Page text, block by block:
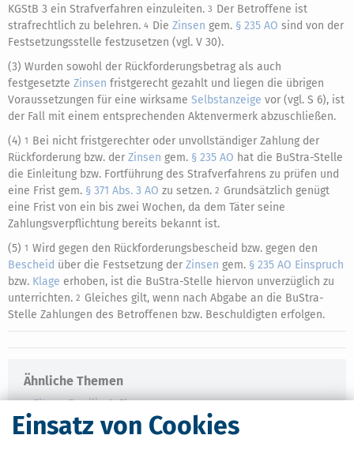
Einsatz von Cookies
KGStB 3 ein Strafverfahren einzuleiten. 3 Der Betroffene ist
strafrechtlich zu belehren. 4 Die Zinsen gem. § 235 AO sind von der
Festsetzungsstelle festzusetzen (vgl. V 30).
(3) Wurden sowohl der Rückforderungsbetrag als auch
festgesetzte Zinsen fristgerecht gezahlt und liegen die übrigen
Voraussetzungen für eine wirksame Selbstanzeige vor (vgl. S 6), ist
der Fall mit einem entsprechenden Aktenvermerk abzuschließen.
(4) 1 Bei nicht fristgerechter oder unvollständiger Zahlung der
Rückforderung bzw. der Zinsen gem. § 235 AO hat die BuStra-Stelle
die Einleitung bzw. Fortführung des Strafverfahrens zu prüfen und
eine Frist gem. § 371 Abs. 3 AO zu setzen. 2 Grundsätzlich genügt
eine Frist von ein bis zwei Wochen, da dem Täter seine
Zahlungsverpflichtung bereits bekannt ist.
(5) 1 Wird gegen den Rückforderungsbescheid bzw. gegen den
Bescheid über die Festsetzung der Zinsen gem. § 235 AO Einspruch
bzw. Klage erhoben, ist die BuStra-Stelle hiervon unverzüglich zu
unterrichten. 2 Gleiches gilt, wenn nach Abgabe an die BuStra-
Stelle Zahlungen des Betroffenen bzw. Beschuldigten erfolgen.
Ähnliche Themen
Eltern, Familie & Ehe
Krankheit, Betreuung & Pflege